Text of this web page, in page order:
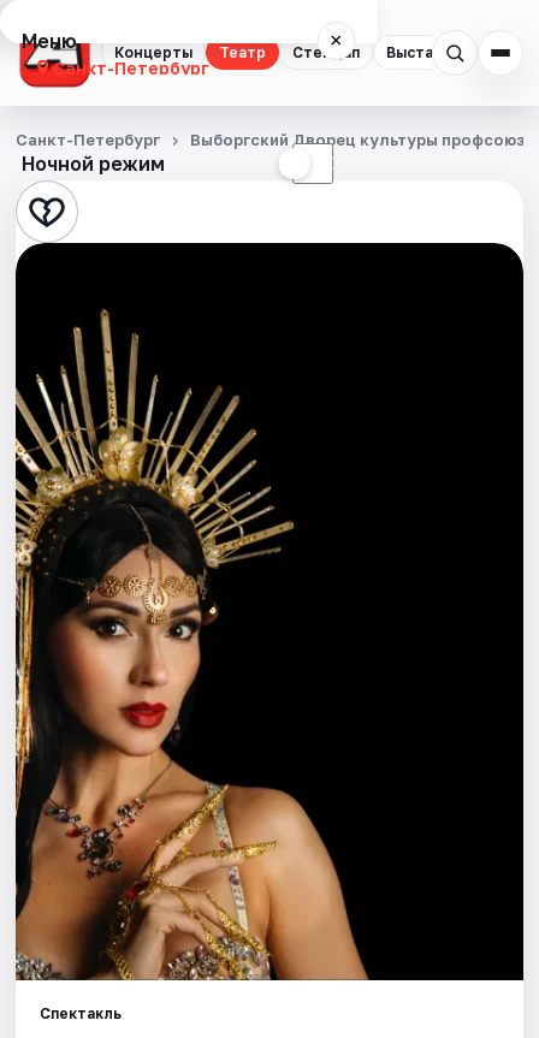
Концерты Театр Стендап Выставки
Меню ×
Санкт-Петербург
Концерты
Театр
Стендап
Квесты
Экскурсии
Спорт
События
Города
Площадки
Артисты
Рейтинги
Ночной режим ☾
Санкт-Петербург Выборгский Дворец культуры
Спектакль